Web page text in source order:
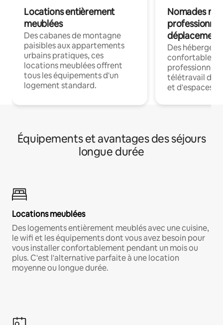
Locations entièrement
meublées
Des cabanes de montagne
paisibles aux appartements
urbains pratiques, ces
locations meublées offrent
tous les équipements d'un
logement standard.
Nomades
déplacement
Des
confortables
professionnels
télétravail
et d'espaces
Équipements et avantages des séjours
longue durée
Locations meublées
Des logements entièrement meublés avec une cuisine,
le wifi et les équipements dont vous avez besoin pour
vous installer confortablement pendant un mois ou
plus. C'est l'alternative parfaite à une location
moyenne ou longue durée.